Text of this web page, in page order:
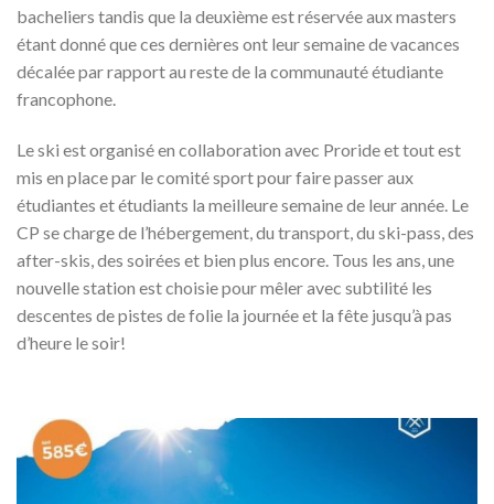
bacheliers tandis que la deuxième est réservée aux masters
étant donné que ces dernières ont leur semaine de vacances
décalée par rapport au reste de la communauté étudiante
francophone.
Le ski est organisé en collaboration avec Proride et tout est
mis en place par le comité sport pour faire passer aux
étudiantes et étudiants la meilleure semaine de leur année. Le
CP se charge de l’hébergement, du transport, du ski-pass, des
after-skis, des soirées et bien plus encore. Tous les ans, une
nouvelle station est choisie pour mêler avec subtilité les
descentes de pistes de folie la journée et la fête jusqu’à pas
d’heure le soir!